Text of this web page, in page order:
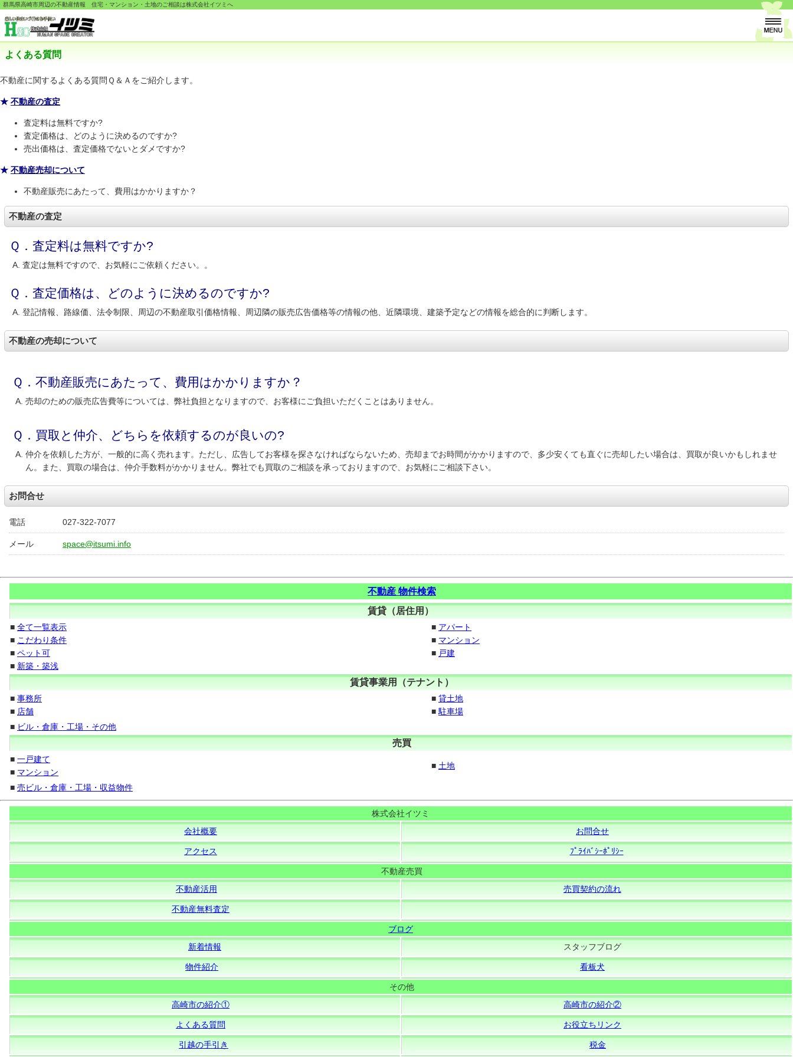
群馬県高崎市周辺の不動産情報 住宅・マンション・土地のご相談は株式会社イツミへ
よくある質問
不動産に関するよくある質問Ｑ＆Ａをご紹介します。
★ 不動産の査定
査定料は無料ですか?
査定価格は、どのように決めるのですか?
売出価格は、査定価格でないとダメですか?
★ 不動産売却について
不動産販売にあたって、費用はかかりますか？
不動産の査定
Ｑ．査定料は無料ですか?
査定は無料ですので、お気軽にご依頼ください。。
Ｑ．査定価格は、どのように決めるのですか?
登記情報、路線価、法令制限、周辺の不動産取引価格情報、周辺隣の販売広告価格等の情報の他、近隣環境、建築予定などの情報を総合的に判断します。
不動産の売却について
Ｑ．不動産販売にあたって、費用はかかりますか？
売却のための販売広告費等については、弊社負担となりますので、お客様にご負担いただくことはありません。
Ｑ．買取と仲介、どちらを依頼するのが良いの?
仲介を依頼した方が、一般的に高く売れます。ただし、広告してお客様を探さなければならないため、売却までお時間がかかりますので、多少安くても直ぐに売却したい場合は、買取が良いかもしれませ
ん。また、買取の場合は、仲介手数料がかかりません。弊社でも買取のご相談を承っておりますので、お気軽にご相談下さい。
お問合せ
電話 027-322-7077
メール space@itsumi.info
不動産 物件検索
賃貸（居住用）
■ 全て一覧表示
■ こだわり条件
■ ペット可
■ 新築・築浅
■ アパート
■ マンション
■ 戸建
賃貸事業用（テナント）
■ 事務所
■ 店舗
■ 貸土地
■ 駐車場
■ ビル・倉庫・工場・その他
売買
■ 一戸建て
■ マンション
■ 土地
■ 売ビル・倉庫・工場・収益物件
株式会社イツミ
会社概要
お問合せ
アクセス ﾌﾟﾗｲﾊﾞｼｰﾎﾟﾘｼｰ
不動産売買
不動産活用
売買契約の流れ
不動産無料査定
ブログ
新着情報
スタッフブログ
物件紹介 看板犬
その他
高崎市の紹介①
高崎市の紹介②
よくある質問 お役立ちリンク
引越の手引き 税金